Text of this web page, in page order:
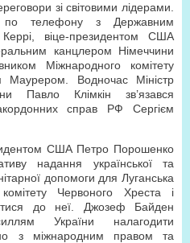
зі світовими лідерами.
по телефону з Державним
віце-президентом США
канцлером Німеччини
Міжнародного комітету
Маурером. Водночас Міністр
Павло Клімкін зв’язався
справ РФ Сергієм
США Петро Порошенко
надання української та
допомоги для Луганська
Червоного Хреста і
до неї. Джозеф Байден
України налагодити
з міжнародним правом та